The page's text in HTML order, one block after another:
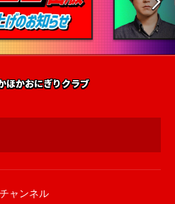
ほかおにぎりクラブ
ャンネル